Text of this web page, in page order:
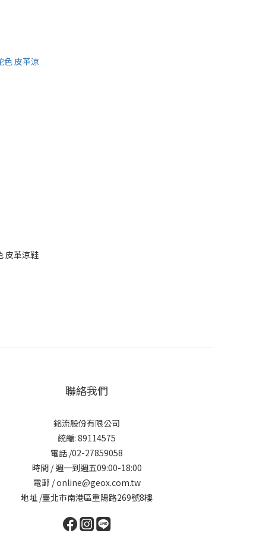
皮革涼鞋
聯絡我們
銘流股份有限公司
統編: 89114575
電話 /02-27859058
時間 / 週一到週五09:00-18:00
電郵 / online@geox.com.tw
地址 /臺北市南港區重陽路269號8樓